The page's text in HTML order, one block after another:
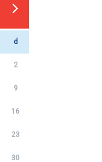
d
2
9
16
23
30